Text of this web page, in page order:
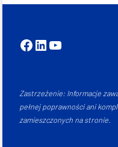
Facebook
LinkedIn
YouTube
Zastrzeżenie: Informacje
pełnej poprawności ani
zamieszczonych na stronie.